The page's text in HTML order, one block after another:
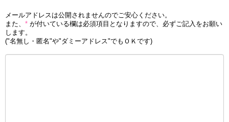
メールアドレスは公開されませんのでご安心ください。
また、 * が付いている欄は必須項目となりますので、必ずご記入をお願い
します。
("名無し・匿名"や"ダミーアドレス"でもＯＫです)